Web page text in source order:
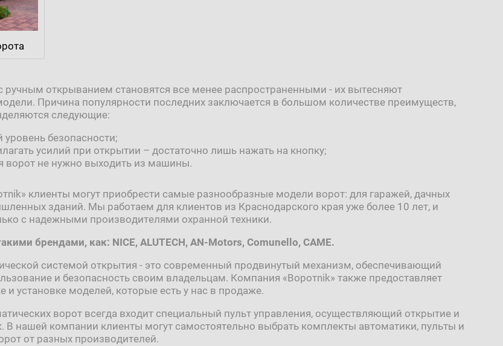
ручным открыванием становятся все менее распространенными - их вытесняют
Причина популярности последних заключается в большом количестве преимуществ,
следующие:
безопасности;
усилий при открытии – достаточно лишь нажать на кнопку;
ворот не нужно выходить из машины.
клиенты могут приобрести самые разнообразные модели ворот: для гаражей, дачных
зданий. Мы работаем для клиентов из Краснодарского края уже более 10 лет, и
с надежными производителями охранной техники.
брендами, как: NICE, ALUTECH, АN-Motors, Comunello, CAME.
системой открытия - это современный продвинутый механизм, обеспечивающий
и безопасность своим владельцам. Компания «Воротnik» также предоставляет
и установке моделей, которые есть у нас в продаже.
ворот всегда входит специальный пульт управления, осуществляющий открытие и
В нашей компании клиенты могут самостоятельно выбрать комплекты автоматики, пульты и
от разных производителей.